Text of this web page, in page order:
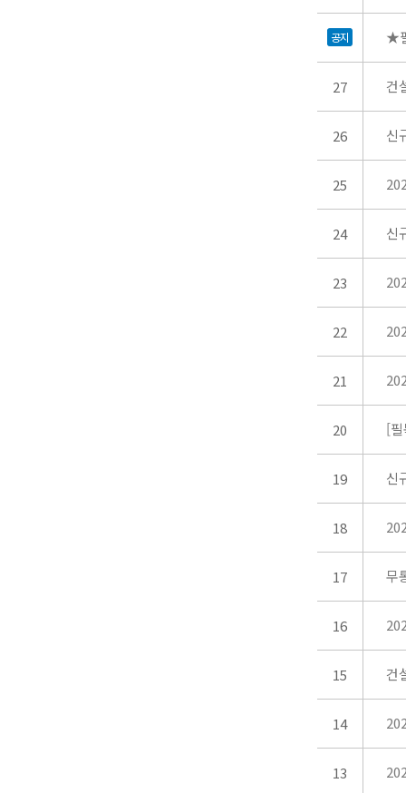
공지 ★
27 건
26 신
25
24 신
23
22
21
20 [
19 신
18
17 무
16
15 건
14
13